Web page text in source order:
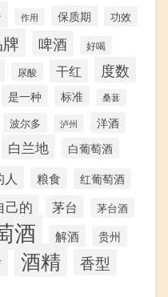
作用 保质期 功效
啤酒
好喝
尿酸 干红 度数
是一种 标准 桑葚
波尔多 泸州 洋酒
白兰地 白葡萄酒
人 粮食 红葡萄酒
己的 茅台 茅台酒
酒 解酒 贵州
酒精 香型